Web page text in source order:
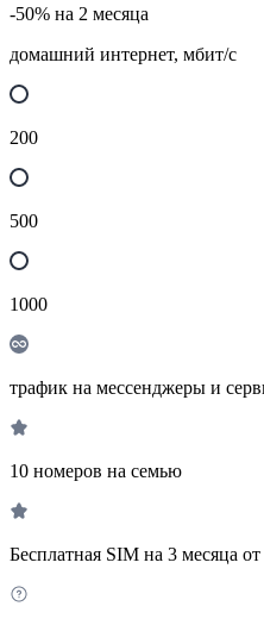
-50% на 2 месяца
домашний интернет, мбит/с
200
500
1000
трафик на мессенджеры и
10 номеров на семью
Бесплатная SIM на 3 месяца